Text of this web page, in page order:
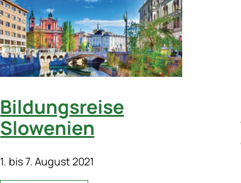
Bildungsreise
Slowenien
1. bis 7. August 2021